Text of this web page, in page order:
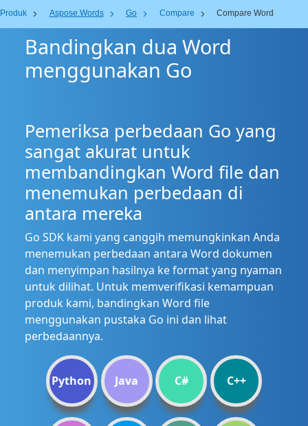
Produk Aspose.Words Go Compare Compare Word
Bandingkan dua Word
menggunakan Go
Pemeriksa perbedaan Go yang
sangat akurat untuk
membandingkan Word file dan
menemukan perbedaan di
antara mereka
Go SDK kami yang canggih memungkinkan Anda
menemukan perbedaan antara Word dokumen
dan menyimpan hasilnya ke format yang nyaman
untuk dilihat. Untuk memverifikasi kemampuan
produk kami, bandingkan Word file
menggunakan pustaka Go ini dan lihat
perbedaannya.
Python Java C# C++